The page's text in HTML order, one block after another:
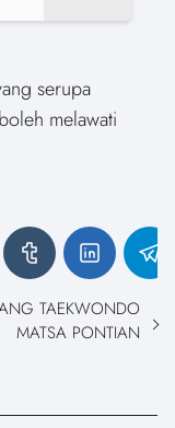
serupa
melawati
TAEKWONDO
MATSA PONTIAN